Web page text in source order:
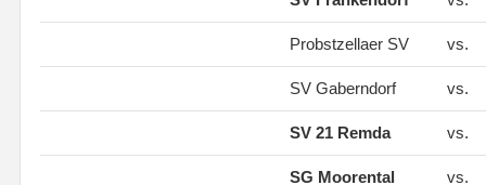
Probstzellaer SV vs.
SV Gaberndorf vs.
SV 21 Remda vs.
SG Moorental vs.